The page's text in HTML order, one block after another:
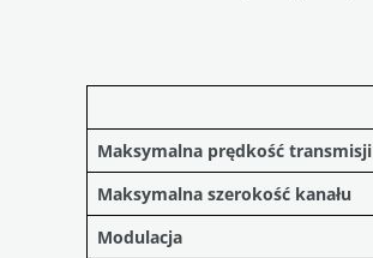
Maksymalna prędkość transmisji
Maksymalna szerokość kanału
Modulacja